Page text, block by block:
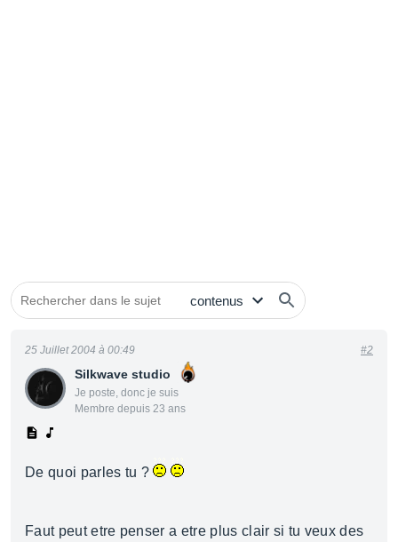
Silkwave studio
Je poste, donc je suis
Membre depuis 23 ans
25 Juillet 2004 à 00:49 #2
De quoi parles tu ?
Faut peut etre penser a etre plus clair si tu veux des